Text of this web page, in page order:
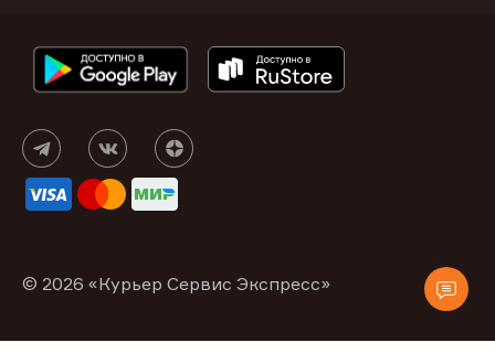
© 2026 «Курьер Сервис Экспресс»